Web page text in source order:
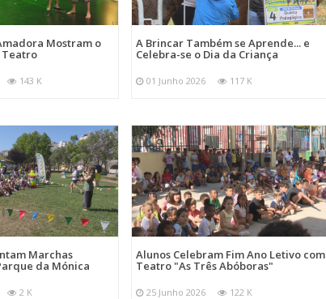
Mostram o
Teatro
143 K
A Brincar Também se Aprende... e
Celebra-se o Dia da Criança
01 Junho 2026 117 K
Marchas
da Mónica
2 K
Alunos Celebram Fim Ano Letivo com
Teatro "As Três Abóboras"
25 Junho 2026 122 K